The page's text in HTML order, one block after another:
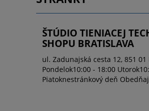
ŠTÚDIO TIENIACEJ
SHOPU BRATISLAVA
ul. Zadunajská cesta 12, 851 01 Bratislava 02/4446 13 49
Pondelok10:00 - 18:00 Utorok10:00 - 18:00 Streda10:00 - 15:30 Štvtok10:00 - 18:00
Piatoknestránkový deň Obedňajšia prestávka 12:30 - 13:00 Ako sa k nám dostanete?